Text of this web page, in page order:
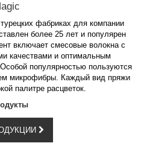
фабриках для компании
более 25 лет и популярен
включает смесовые волокна с
качествами и оптимальным
популярностью пользуются
микрофибры. Каждый вид пряжи
палитре расцветок.